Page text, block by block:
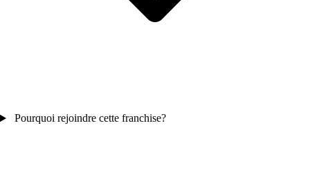
Pourquoi rejoindre cette franchise?